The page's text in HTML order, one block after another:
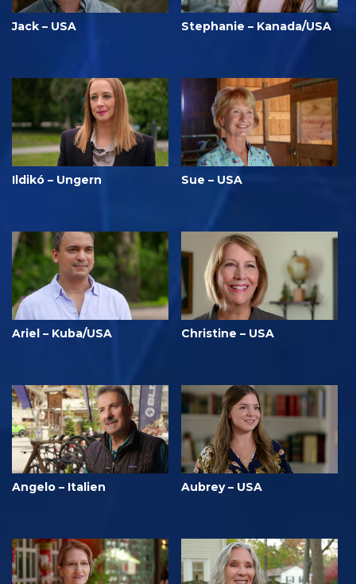
Jack – USA Stephanie – Kanada/USA
Ildikó – Ungern Sue – USA
Ariel – Kuba/USA Christine – USA
Angelo – Italien Aubrey – USA